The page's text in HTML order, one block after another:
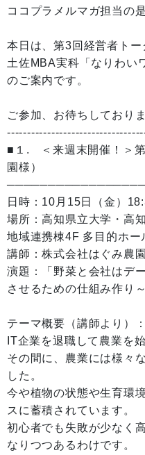
ココプラメルマガ担当の
本日は、第3回経営者トー
土佐MBA実科「なりわい
のご案内です。
ご参加、お待ちしておりま
■１. ＜来週末開催！＞
園様）
日時：10月15日（金）
場所：高知県立大学・高
地域連携棟4F 多目的ホー
講師：株式会社はぐみ農
演題：「野菜と会社はデ
させるための仕組み作り～
テーマ概要（講師より）：
IT企業を退職して農業を
その間に、農業には様々
した。
今や植物の状態や生育環
スに蓄積されています。
初心者でも失敗が少なく
なりつつあるわけです。